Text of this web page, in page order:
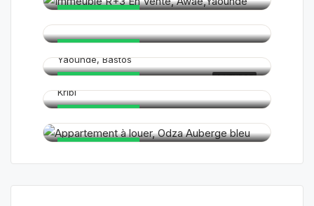
EN VEDETTE
90 000 000FCFA
A VENDRE
325 000 000FCFA
Yaoundé, Bastos
70 000FCFA
Kribi
EN VEDETTE
180 000FCFA